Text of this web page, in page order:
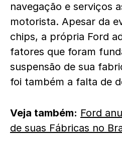
navegação e serviços
motorista. Apesar da
chips, a própria Ford
fatores que foram
suspensão de sua
foi também a falta de
Veja também: Ford
de suas Fábricas no